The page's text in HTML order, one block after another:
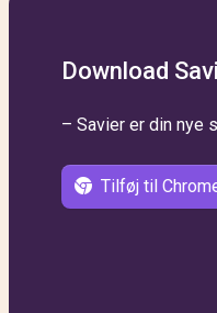
Download
– Savier er din nye
Tilføj til